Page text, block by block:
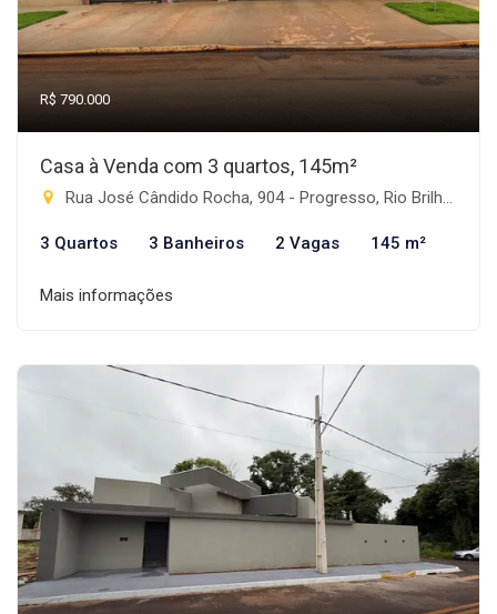
R$ 790.000
Casa à Venda com 3 quartos, 145m²
Rua José Cândido Rocha, 904 - Progresso, Rio Brilhante-MS
3 Quartos 3 Banheiros 2 Vagas 145 m²
Mais informações